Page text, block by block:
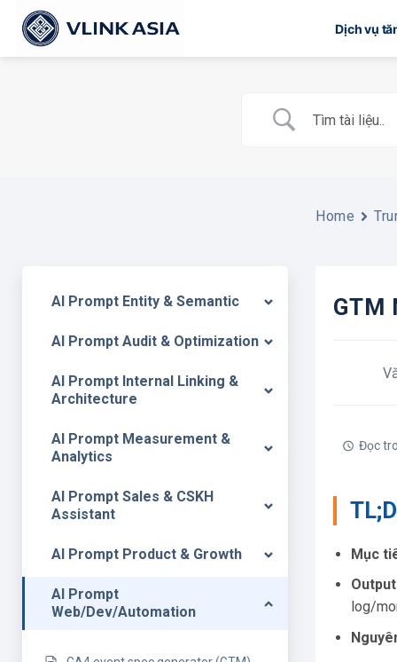
qua
nội
Dịch vụ
AI Prompt Entity & Semantic
AI Prompt Audit & Optimization
AI Prompt Internal Linking &
Architecture
AI Prompt Measurement &
Analytics
AI Prompt Sales & CSKH
Assistant
AI Prompt Product & Growth
AI Prompt
Web/Dev/Automation
Home
GTM
Đọc
Mục
log/